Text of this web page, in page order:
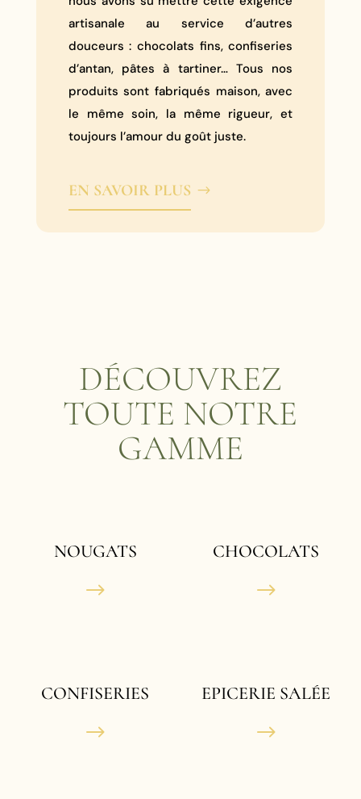
artisanale au service d’autres
douceurs : chocolats fins, confiseries
d’antan, pâtes à tartiner… Tous nos
produits sont fabriqués maison, avec
le même soin, la même rigueur, et
toujours l’amour du goût juste.
EN SAVOIR PLUS
DÉCOUVREZ
TOUTE NOTRE
GAMME
NOUGATS
$
CHOCOLATS
$
CONFISERIES
$
EPICERIE SALÉE
$